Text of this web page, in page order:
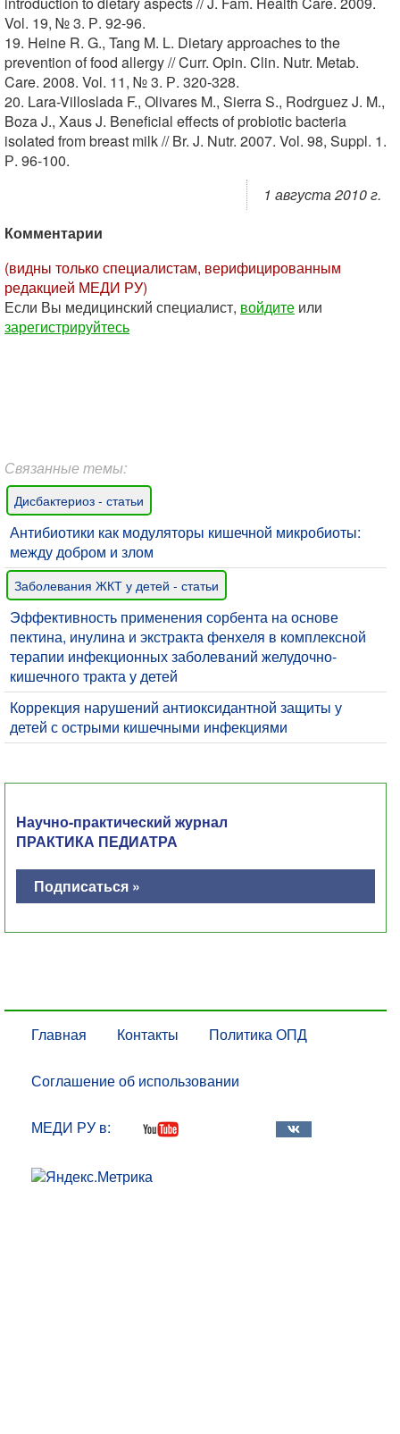
Vol. 19, № 3. Р. 92-96.
19. Heine R. G., Tang M. L. Dietary approaches to the
prevention of food allergy // Curr. Opin. Clin. Nutr. Metab.
Care. 2008. Vol. 11, № 3. Р. 320-328.
20. Lara-Villoslada F., Olivares M., Sierra S., Rodrguez J. M.,
Boza J., Xaus J. Beneficial effects of probiotic bacteria
isolated from breast milk // Br. J. Nutr. 2007. Vol. 98, Suppl. 1.
Р. 96-100.
1 августа 2010 г.
Комментарии
(видны только специалистам, верифицированным
редакцией МЕДИ РУ)
Если Вы медицинский специалист, войдите или
зарегистрируйтесь
Связанные темы:
Дисбактериоз - статьи
Антибиотики как модуляторы кишечной микробиоты:
между добром и злом
Заболевания ЖКТ у детей - статьи
Эффективность применения сорбента на основе
пектина, инулина и экстракта фенхеля в комплексной
терапии инфекционных заболеваний желудочно-
кишечного тракта у детей
Коррекция нарушений антиоксидантной защиты у
детей с острыми кишечными инфекциями
Научно-практический журнал
ПРАКТИКА ПЕДИАТРА
Подписаться »
Главная Контакты Политика ОПД
Соглашение об использовании
МЕДИ РУ в: